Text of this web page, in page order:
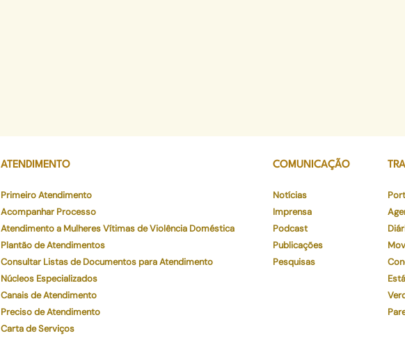
ATENDIMENTO
Primeiro Atendimento
Acompanhar Processo
Atendimento a Mulheres Vítimas de Violência Doméstica
Plantão de Atendimentos
Consultar Listas de Documentos para Atendimento
Núcleos Especializados
Canais de Atendimento
Preciso de Atendimento
Carta de Serviços
COMUNICAÇÃO
Notícias
Imprensa
Podcast
Publicações
Pesquisas